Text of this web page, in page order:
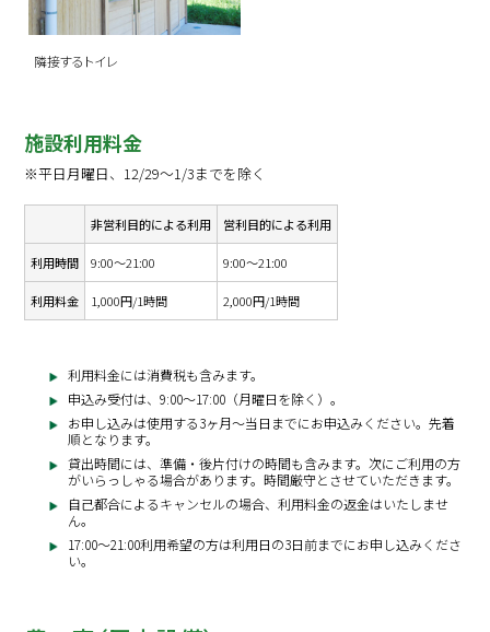
隣接するトイレ
施設利用料金
※平日月曜日、12/29～1/3までを除く
非営利目的による利用 営利目的による利用
利用時間 9:00～21:00 9:00～21:00
利用料金 1,000円/1時間 2,000円/1時間
利用料金には消費税も含みます。
申込み受付は、9:00～17:00（月曜日を除く）。
お申し込みは使用する3ヶ月～当日までにお申込みください。先着
順となります。
貸出時間には、準備・後片付けの時間も含みます。次にご利用の方
がいらっしゃる場合があります。時間厳守とさせていただきます。
自己都合によるキャンセルの場合、利用料金の返金はいたしませ
ん。
17:00～21:00利用希望の方は利用日の3日前までにお申し込みくださ
い。